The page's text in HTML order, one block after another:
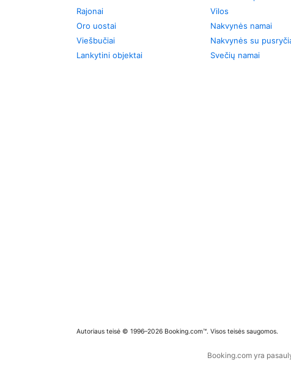
Rajonai
Oro uostai
Viešbučiai
Lankytini objektai
Vilos
Nakvynės namai
Nakvynės su
Svečių namai
Autoriaus teisė © 1996–2026 Booking.com™. Visos teisės saugomos.
Booking.com yra